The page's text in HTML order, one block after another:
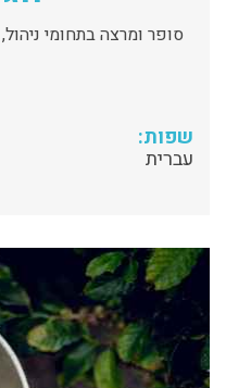
סופר ומרצה בתחומי
שפות:
עברית